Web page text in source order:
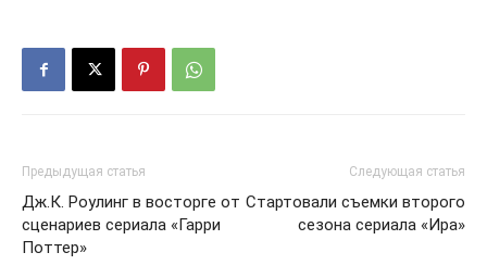
Предыдущая статья
Дж.К. Роулинг в восторге от
сценариев сериала «Гарри
Поттер»
Следующая статья
Стартовали съемки второго
сезона сериала «Ира»